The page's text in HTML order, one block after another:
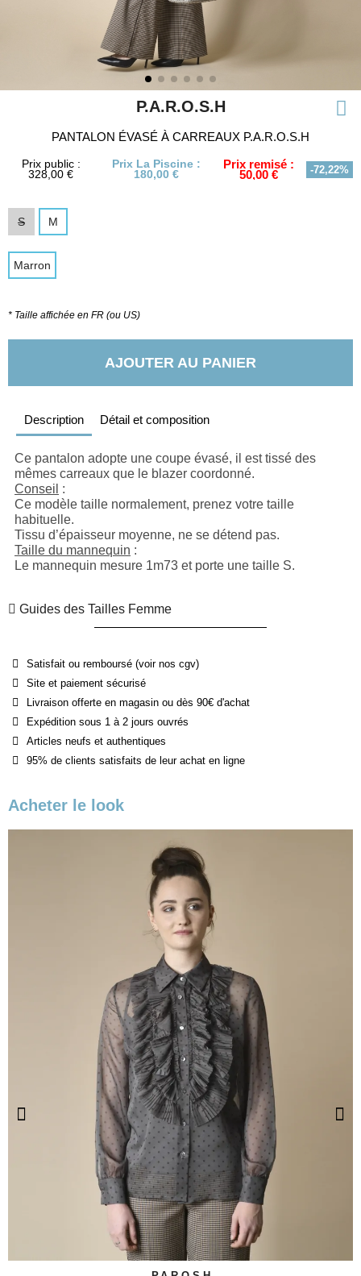
P.A.R.O.S.H
PANTALON ÉVASÉ À CARREAUX P.A.R.O.S.H
Prix public :
328,00 €
Prix La Piscine :
180,00 €
Prix remisé :
50,00 € -72,22%
S M
Marron
* Taille affichée en FR (ou US)
AJOUTER AU PANIER
Description Détail et composition
Ce pantalon adopte une coupe évasé, il est tissé des
mêmes carreaux que le blazer coordonné.
Conseil :
Ce modèle taille normalement, prenez votre taille
habituelle.
Tissu d’épaisseur moyenne, ne se détend pas.
Taille du mannequin :
Le mannequin mesure 1m73 et porte une taille S.
Guides des Tailles Femme
Satisfait ou remboursé (voir nos cgv)
Site et paiement sécurisé
Livraison offerte en magasin ou dès 90€ d'achat
Expédition sous 1 à 2 jours ouvrés
Articles neufs et authentiques
95% de clients satisfaits de leur achat en ligne
Acheter le look